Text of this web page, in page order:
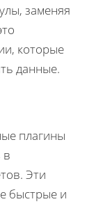
заменяя
которые
данные.
плагины
в
Эти
быстрые и